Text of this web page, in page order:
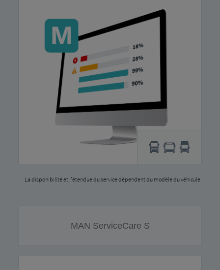
La disponibilité et l'étendue du service dépendent du modèle du véhicule.
MAN ServiceCare S